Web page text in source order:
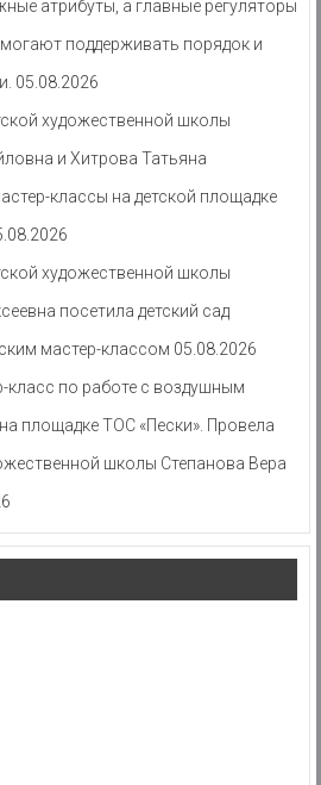
атрибуты, а главные регуляторы
поддерживать порядок и
05.08.2026
художественной школы
и Хитрова Татьяна
классы на детской площадке
художественной школы
посетила детский сад
мастер-классом 05.08.2026
класс по работе с воздушным
площадке ТОС «Пески». Провела
школы Степанова Вера